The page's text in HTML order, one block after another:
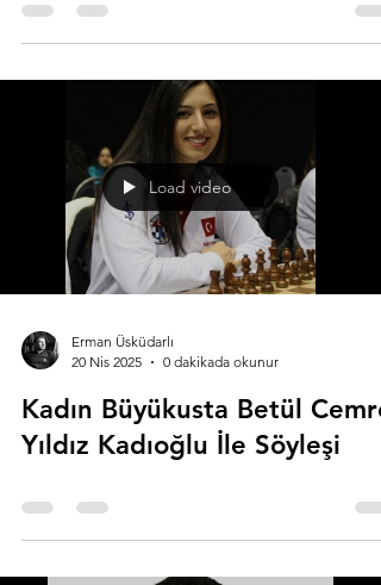
Load video
Erman Üsküdarlı
20 Nis 2025
0 dakikada okunur
Kadın Büyükusta Betül Cemre
Yıldız Kadıoğlu İle Söyleşi